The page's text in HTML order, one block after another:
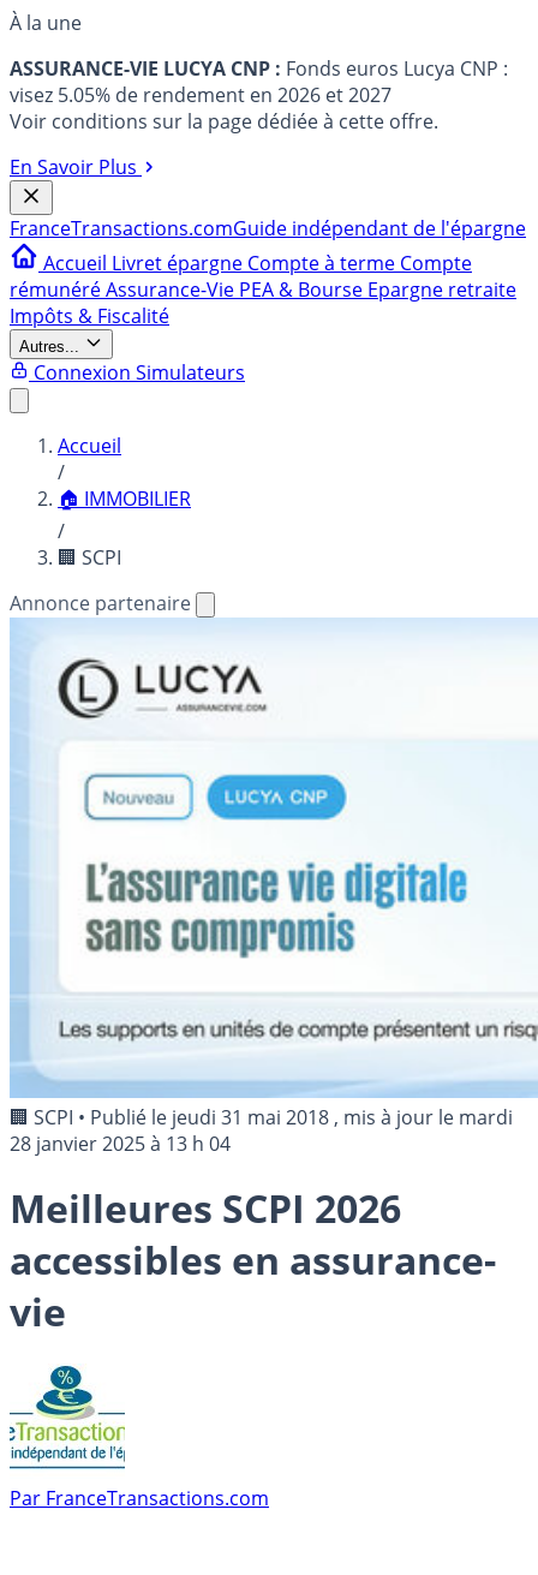
À la une
ASSURANCE-VIE LUCYA CNP : Fonds euros Lucya CNP :
visez 5.05% de rendement en 2026 et 2027
Voir conditions sur la page dédiée à cette offre.
En Savoir Plus
FranceTransactions.comGuide indépendant de l'épargne
Accueil Livret épargne Compte à terme Compte
rémunéréAssurance-Vie PEA & Bourse Epargne retraite
Impôts & Fiscalité
Autres...
Connexion Simulateurs
Accueil
/
🏠 IMMOBILIER
/
🏢 SCPI
Annonce partenaire
🏢 SCPI • Publié le jeudi 31 mai 2018 , mis à jour le mardi
28 janvier 2025 à 13 h 04
Meilleures SCPI 2026
accessibles en assurance-
vie
Par FranceTransactions.com